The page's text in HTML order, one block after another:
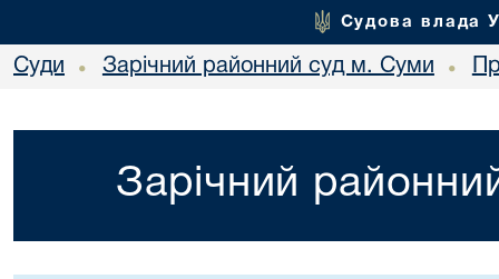
Судова влада
Суди • Зарічний районний суд м. Суми •
Зарічний